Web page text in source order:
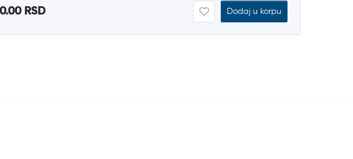
RSD Dodaj u korpu